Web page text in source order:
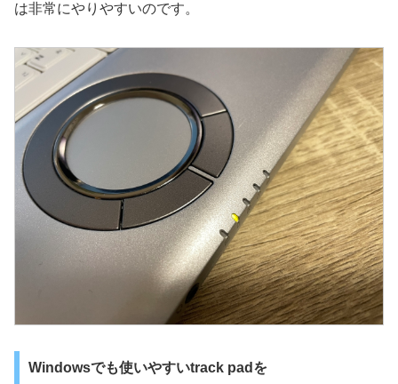
は非常にやりやすいのです。
Windowsでも使いやすいtrack padを